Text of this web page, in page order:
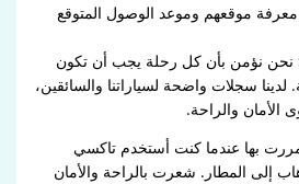
موقعهم وموعد الوصول المتوقع
نحن نؤمن بأن كل رحلة يجب أن تكون
سجلات واضحة لسياراتنا والسائقين،
الأمان والراحة.
بها عندما كنت أستخدم تاكسي
إلى المطار. شعرت بالراحة والأمان